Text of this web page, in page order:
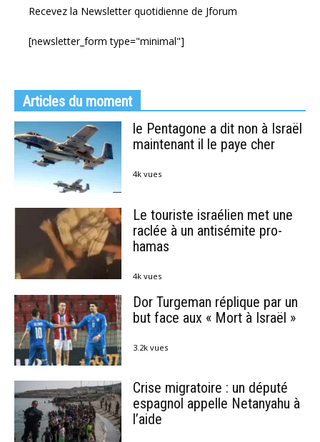
Recevez la Newsletter quotidienne de Jforum
[newsletter_form type="minimal"]
Articles du moment
le Pentagone a dit non à Israël
maintenant il le paye cher
4k vues
Le touriste israélien met une
raclée à un antisémite pro-
hamas
4k vues
Dor Turgeman réplique par un
but face aux « Mort à Israël »
3.2k vues
Crise migratoire : un député
espagnol appelle Netanyahu à
l’aide